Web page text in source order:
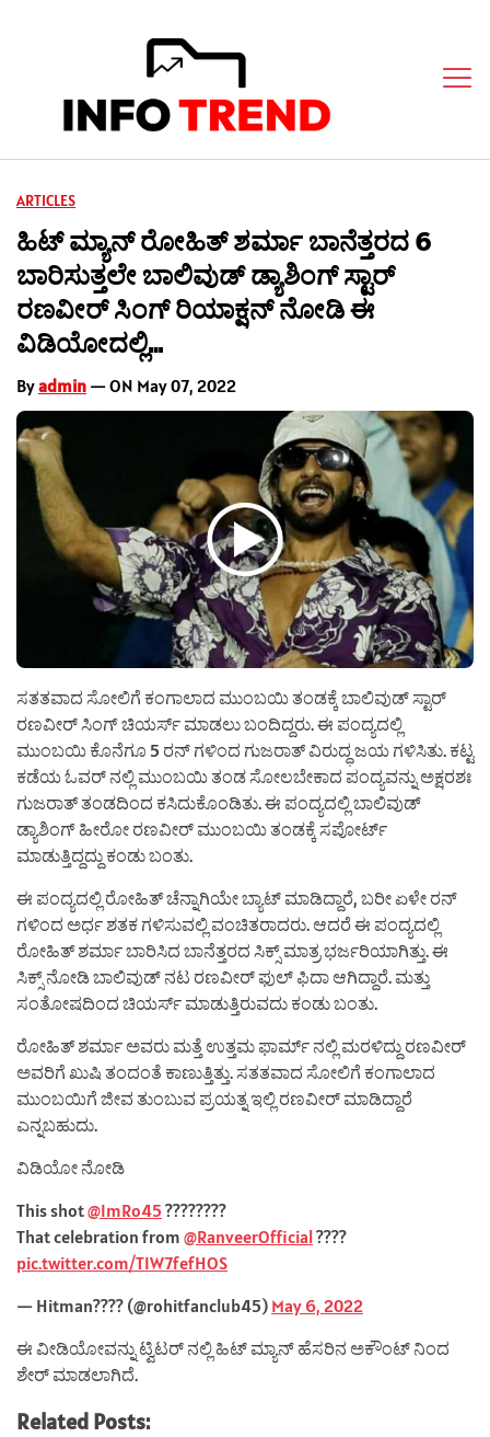
ARTICLES
ಹಿಟ್ ಮ್ಯಾನ್ ರೋಹಿತ್ ಶರ್ಮಾ ಬಾನೆತ್ತರದ 6
ಬಾರಿಸುತ್ತಲೇ ಬಾಲಿವುಡ್ ಡ್ಯಾಶಿಂಗ್ ಸ್ಟಾರ್
ರಣವೀರ್ ಸಿಂಗ್ ರಿಯಾಕ್ಷನ್ ನೋಡಿ ಈ
ವಿಡಿಯೋದಲ್ಲಿ…
Byadmin — ON May 07, 2022
ಸತತವಾದ ಸೋಲಿಗೆ ಕಂಗಾಲಾದ ಮುಂಬಯಿ ತಂಡಕ್ಕೆ ಬಾಲಿವುಡ್ ಸ್ಟಾರ್
ರಣವೀರ್ ಸಿಂಗ್ ಚಿಯರ್ಸ್ ಮಾಡಲು ಬಂದಿದ್ದರು. ಈ ಪಂದ್ಯದಲ್ಲಿ
ಮುಂಬಯಿ ಕೊನೆಗೂ 5 ರನ್ ಗಳಿಂದ ಗುಜರಾತ್ ವಿರುದ್ಧ ಜಯ ಗಳಿಸಿತು. ಕಟ್ಟ
ಕಡೆಯ ಓವರ್ ನಲ್ಲಿ ಮುಂಬಯಿ ತಂಡ ಸೋಲಬೇಕಾದ ಪಂದ್ಯವನ್ನು ಅಕ್ಷರಶಃ
ಗುಜರಾತ್ ತಂಡದಿಂದ ಕಸಿದುಕೊಂಡಿತು. ಈ ಪಂದ್ಯದಲ್ಲಿ ಬಾಲಿವುಡ್
ಡ್ಯಾಶಿಂಗ್ ಹೀರೋ ರಣವೀರ್ ಮುಂಬಯಿ ತಂಡಕ್ಕೆ ಸಪೋರ್ಟ್
ಮಾಡುತ್ತಿದ್ದದ್ದು ಕಂಡು ಬಂತು.
ಈ ಪಂದ್ಯದಲ್ಲಿ ರೋಹಿತ್ ಚೆನ್ನಾಗಿಯೇ ಬ್ಯಾಟ್ ಮಾಡಿದ್ದಾರೆ, ಬರೀ ಏಳೇ ರನ್
ಗಳಿಂದ ಅರ್ಧ ಶತಕ ಗಳಿಸುವಲ್ಲಿ ವಂಚಿತರಾದರು. ಆದರೆ ಈ ಪಂದ್ಯದಲ್ಲಿ
ರೋಹಿತ್ ಶರ್ಮಾ ಬಾರಿಸಿದ ಬಾನೆತ್ತರದ ಸಿಕ್ಸ್ ಮಾತ್ರ ಭರ್ಜರಿಯಾಗಿತ್ತು. ಈ
ಸಿಕ್ಸ್ ನೋಡಿ ಬಾಲಿವುಡ್ ನಟ ರಣವೀರ್ ಫುಲ್ ಫಿದಾ ಆಗಿದ್ದಾರೆ. ಮತ್ತು
ಸಂತೋಷದಿಂದ ಚಿಯರ್ಸ್ ಮಾಡುತ್ತಿರುವದು ಕಂಡು ಬಂತು.
ರೋಹಿತ್ ಶರ್ಮಾ ಅವರು ಮತ್ತೆ ಉತ್ತಮ ಫಾರ್ಮ್ ನಲ್ಲಿ ಮರಳಿದ್ದು ರಣವೀರ್
ಅವರಿಗೆ ಖುಷಿ ತಂದಂತೆ ಕಾಣುತ್ತಿತ್ತು. ಸತತವಾದ ಸೋಲಿಗೆ ಕಂಗಾಲಾದ
ಮುಂಬಯಿಗೆ ಜೀವ ತುಂಬುವ ಪ್ರಯತ್ನ ಇಲ್ಲಿ ರಣವೀರ್ ಮಾಡಿದ್ದಾರೆ
ಎನ್ನಬಹುದು.
ವಿಡಿಯೋ ನೋಡಿ
This shot@ImRo45 ????????
That celebration from @RanveerOfficial????
pic.twitter.com/TIW7fefHOS
— Hitman???? (@rohitfanclub45) May 6, 2022
ಈ ವೀಡಿಯೋವನ್ನು ಟ್ವಿಟರ್ ನಲ್ಲಿ ಹಿಟ್ ಮ್ಯಾನ್ ಹೆಸರಿನ ಅಕೌಂಟ್ ನಿಂದ
ಶೇರ್ ಮಾಡಲಾಗಿದೆ.
Related Posts: